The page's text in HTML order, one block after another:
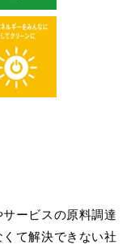
ービスの原料調達
て解決できない社